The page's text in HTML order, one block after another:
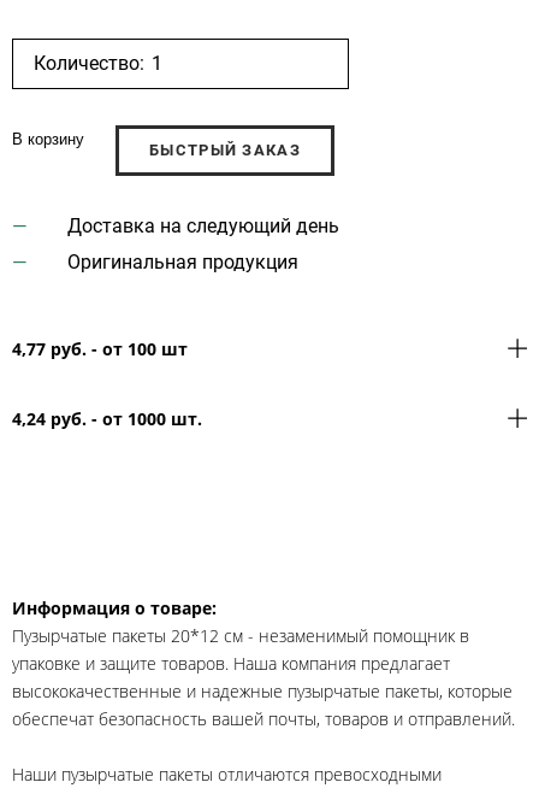
Количество:
В корзину
БЫСТРЫЙ ЗАКАЗ
Доставка на следующий день
Оригинальная продукция
4,77 руб. - от 100 шт
4,24 руб. - от 1000 шт.
Информация о товаре:
Пузырчатые пакеты 20*12 см - незаменимый помощник в
упаковке и защите товаров. Наша компания предлагает
высококачественные и надежные пузырчатые пакеты, которые
обеспечат безопасность вашей почты, товаров и отправлений.
Наши пузырчатые пакеты отличаются превосходными